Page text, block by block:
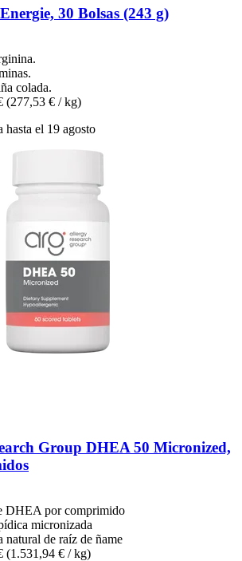
30 Bolsas (243 g)
colada.
(277,53 € / kg)
hasta el 19 agosto
Group DHEA 50 Micronized,
DHEA por comprimido
micronizada
natural de raíz de ñame
(1.531,94 € / kg)